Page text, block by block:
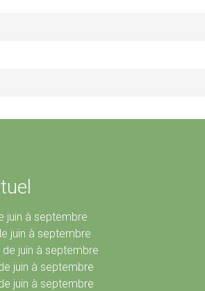
à septembre
juin à septembre
juin à septembre
à septembre
juin à septembre